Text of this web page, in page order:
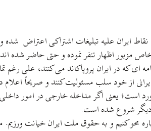
ایران علیه تبلیغات اشتراکی اعتراض شده
اظهار تنفر نموده و حتی حاضر شده
ای که در ایران پروپاکاند می کنند، علی
از خود سلب مسئولیت کنند و صریحاً اعلام
است؛ یعنی اگر مداخله خارجی در امور
دیگر شروع شده است.
محو کنیم و به حقوق ملت ایران خیانت